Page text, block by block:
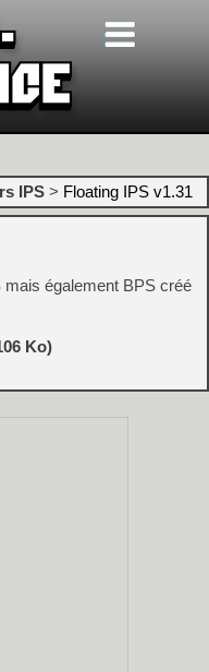
IPS > Floating IPS v1.31
également BPS créé
Ko)